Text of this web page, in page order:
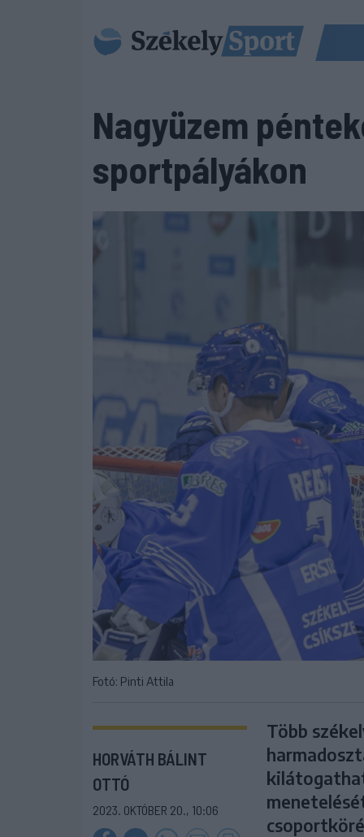
Nagyüzem
sportpályákon
Fotó: Pinti Attila
HORVÁTH BÁLINT
OTTÓ
2023. OKTÓBER 20., 10:06
Több